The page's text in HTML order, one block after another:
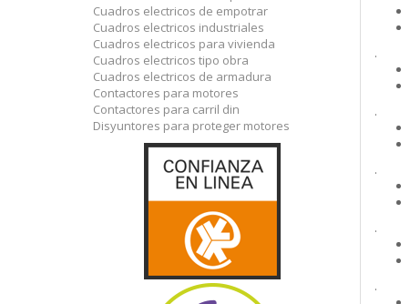
.
.
.
.
.
Cuadros electricos de empotrar
Cuadros electricos industriales
Cuadros electricos para vivienda
Cuadros electricos tipo obra
Cuadros electricos de armadura
Contactores para motores
Contactores para carril din
Disyuntores para proteger motores